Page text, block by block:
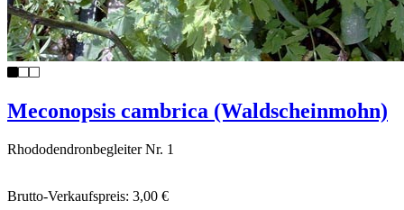
Meconopsis cambrica (Waldscheinmohn)
Rhododendronbegleiter Nr. 1
Brutto-Verkaufspreis: 3,00 €